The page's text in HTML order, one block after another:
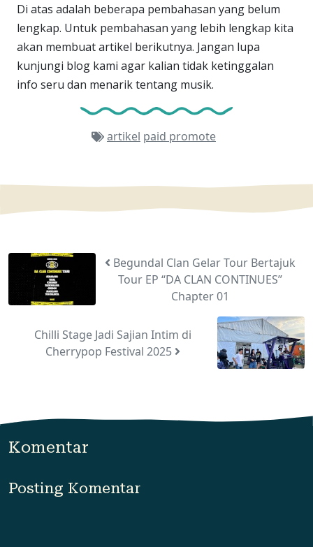
Di atas adalah beberapa pembahasan yang belum
lengkap. Untuk pembahasan yang lebih lengkap kita
akan membuat artikel berikutnya. Jangan lupa
kunjungi blog kami agar kalian tidak ketinggalan
info seru dan menarik tentang musik.
artikel paid promote
Begundal Clan Gelar Tour Bertajuk
Tour EP “DA CLAN CONTINUES”
Chapter 01
Chilli Stage Jadi Sajian Intim di
Cherrypop Festival 2025
Komentar
Posting Komentar